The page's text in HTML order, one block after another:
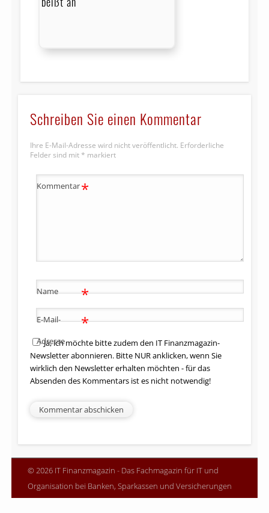
Schreiben Sie einen Kommentar
Ihre E-Mail-Adresse wird nicht veröffentlicht. Erforderliche
Felder sind mit * markiert
Kommentar*
Name *
E-Mail-
Adresse
*
Ja, ich möchte bitte zudem den IT Finanzmagazin-
Newsletter abonnieren. Bitte NUR anklicken, wenn Sie
wirklich den Newsletter erhalten möchten - für das
Absenden des Kommentars ist es nicht notwendig!
© 2026 IT Finanzmagazin - Das Fachmagazin für IT und
Organisation bei Banken, Sparkassen und Versicherungen